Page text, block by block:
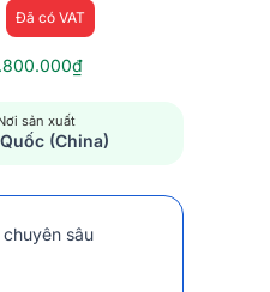
Đã có VAT
sản xuất
(China)
sâu